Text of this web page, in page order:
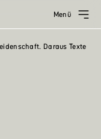
Menü
Daraus Texte